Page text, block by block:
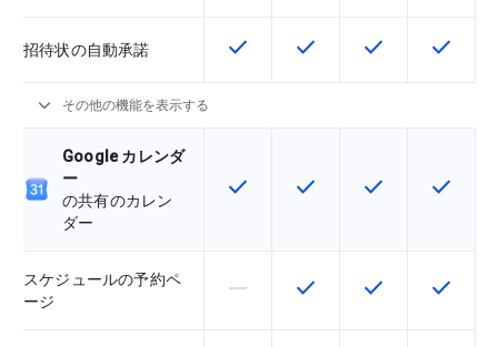
招待状の自動承諾 この機能は該当の SKU で利用で
check この機能は該当の SKU
check この機能は該当
check この機
check
expand_more その他の機能を表示する
Google カレンダ
ー
の共有のカレン
ダー
この機能は該当の SKU で利用で
check この機能は該当の SKU
check この機能は該当
check この機
check
スケジュールの予約ペ
ージ
この機能は該当の SKU でサポー
horizontal_rule この機能は該当の SKU
check この機能は該当
check この機
check